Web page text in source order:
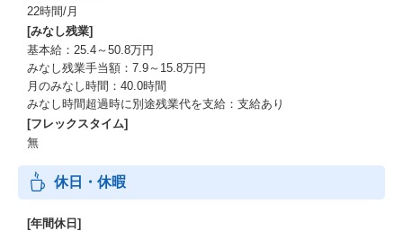
【PRONIアイミツとは】
BtoBに特化した国内最大級の受発注プラットフォームサービス。
IT制作、SaaS、広告販促、
人事総務、経営管理、BPO(アウトソーシング)、
経営管理、専門家・士業など、
約100カテゴリー、2,500社以上の企業情報や提供サービス情報を
掲載。
「すべては便利のために」というミッションのもと、受発注にお
ける不便さ、企業間取引のアンマッチングを無くしていくことを
目指します。
22時間/月
[みなし残業]
基本給：25.4～50.8万円
みなし残業手当額：7.9～15.8万円
月のみなし時間：40.0時間
みなし時間超過時に別途残業代を支給：支給あり
[フレックスタイム]
無
休日・休暇
[年間休日]